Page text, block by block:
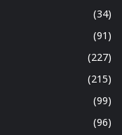
(34)
(91)
(227)
(215)
(99)
(96)